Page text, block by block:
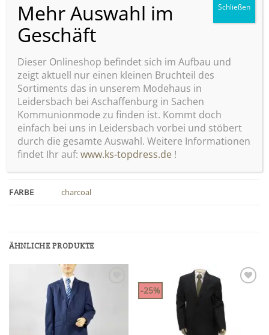
Artikelnummer:
40041
Schlagwort:slim
ZUSÄTZLICHE INFORMATIONEN
FARBE charcoal
ÄHNLICHE PRODUKTE
Wunschliste
hinzufügen
-25%
Wunschliste
hinzufügen
Dieser Onlineshop befindet sich im Aufbau und
zeigt aktuell nur einen kleinen Bruchteil des
Sortiments das in unserem Modehaus in
Leidersbach bei Aschaffenburg in Sachen
Kommunionmode zu finden ist. Kommt doch
einfach bei uns in Leidersbach vorbei und stöbert
durch die gesamte Auswahl. Weitere Informationen
findet Ihr auf:www.ks-topdress.de !